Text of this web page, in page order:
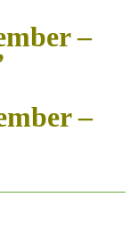
–
–